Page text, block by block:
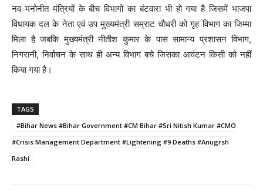
नव मनोनीत मंत्रियों के बीच विभागों का बंटवारा भी हो गया है जिसमें भाजपा
विधायक दल के नेता एवं उप मुख्यमंत्री सम्राट चौधरी को गृह विभाग का जिम्मा
मिला है जबकि मुख्यमंत्री नीतीश कुमार के पास सामान्य प्रशासन विभाग,
निगरानी, निर्वाचन के साथ ही अन्य विभाग बचे जिसका आवंटन किसी को नहीं
किया गया है।
TAGS
#Bihar News #Bihar Government #CM Bihar #Sri Nitish Kumar #CMO
#Crisis Management Department #Lightening #9 Deaths #Anugrsh
Rashi